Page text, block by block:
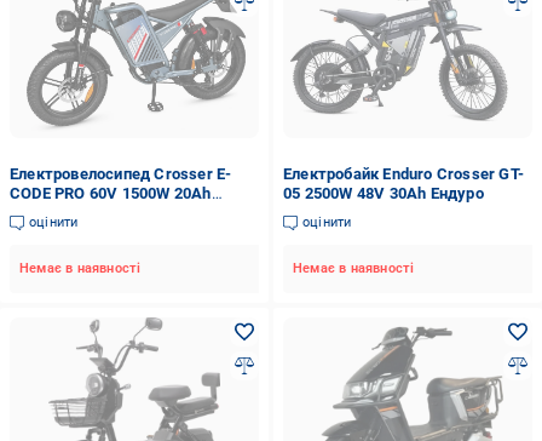
Електровелосипед Crosser E-
CODE PRO 60V 1500W 20Ah
Lithium гідравлічні гальма 7
швидкостей
оцінити
Немає в наявності
Електробайк Enduro Crosser GT-
05 2500W 48V 30Ah Ендуро
оцінити
Немає в наявності